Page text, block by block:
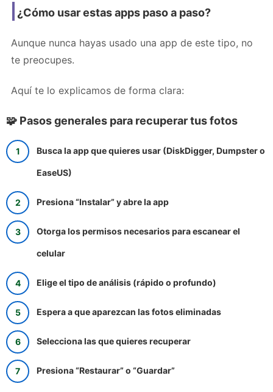
¿Cómo usar estas apps paso a paso?
Aunque nunca hayas usado una app de este tipo, no
te preocupes.
Aquí te lo explicamos de forma clara:
🧩 Pasos generales para recuperar tus fotos
Busca la app que quieres usar (DiskDigger, Dumpster o
EaseUS)
Presiona “Instalar” y abre la app
Otorga los permisos necesarios para escanear el
celular
Elige el tipo de análisis (rápido o profundo)
Espera a que aparezcan las fotos eliminadas
Selecciona las que quieres recuperar
Presiona “Restaurar” o “Guardar”